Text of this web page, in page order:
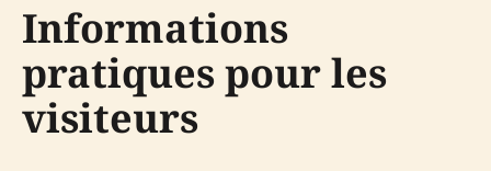
Informations
pratiques pour les
visiteurs